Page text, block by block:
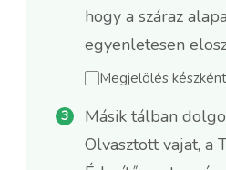
hogy a száraz
egyenletesen
Megjelölés készként
Másik tálban
Olvasztott vajat, a